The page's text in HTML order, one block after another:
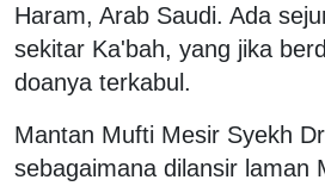
Haram, Arab Saudi. Ada
sekitar Ka'bah, yang jika
doanya terkabul.
Mantan Mufti Mesir Syekh
sebagaimana dilansir laman